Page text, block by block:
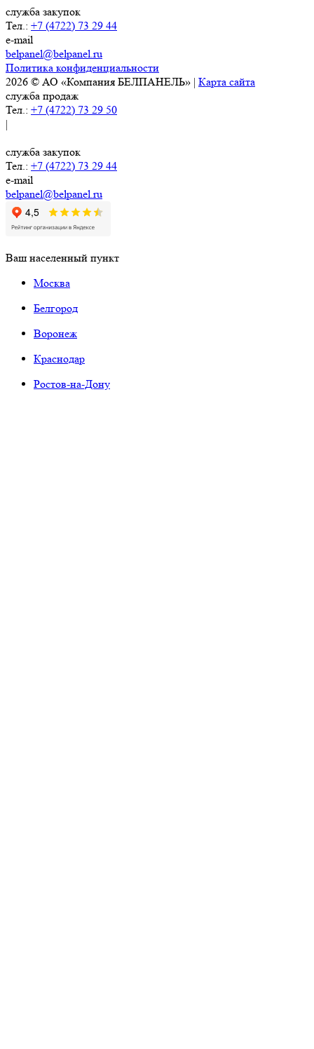
служба закупок
Тел.: +7 (4722) 73 29 44
e-mail
belpanel@belpanel.ru
Политика конфиденциальности
2026 © АО «Компания БЕЛПАНЕЛЬ» | Карта сайта
служба продаж
Тел.: +7 (4722) 73 29 50
|
служба закупок
Тел.: +7 (4722) 73 29 44
e-mail
belpanel@belpanel.ru
Ваш населенный пункт
Москва
Белгород
Воронеж
Краснодар
Ростов-на-Дону